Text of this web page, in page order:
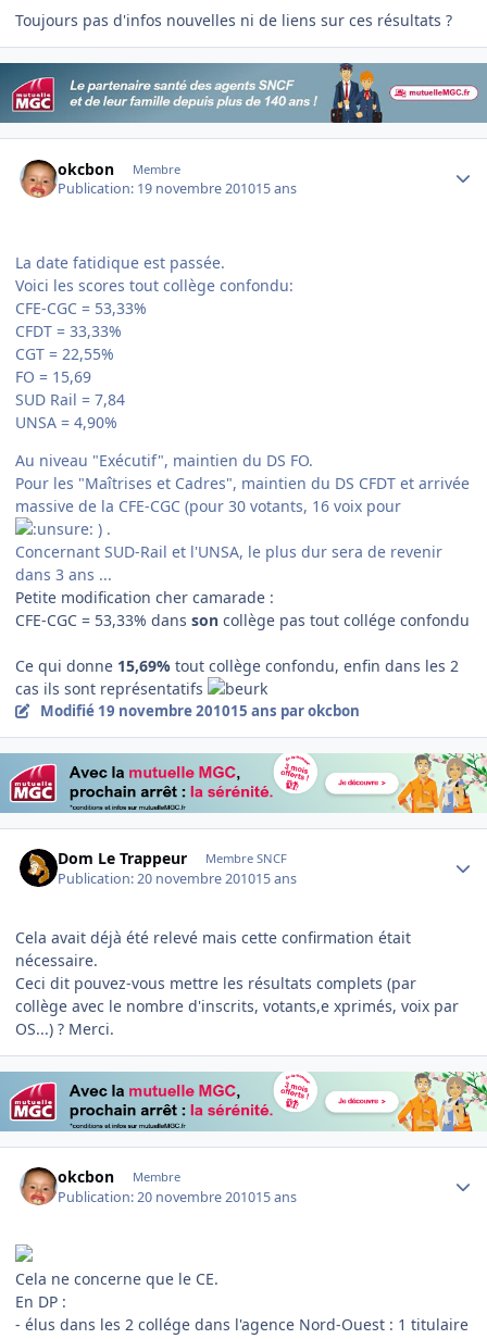
Toujours pas d'infos nouvelles ni de liens sur ces résultats ?
okcbon Membre
Publication: 19 novembre 201015 ans
La date fatidique est passée.
Voici les scores tout collège confondu:
CFE-CGC = 53,33%
CFDT = 33,33%
CGT = 22,55%
FO = 15,69
SUD Rail = 7,84
UNSA = 4,90%
Au niveau "Exécutif", maintien du DS FO.
Pour les "Maîtrises et Cadres", maintien du DS CFDT et arrivée
massive de la CFE-CGC (pour 30 votants, 16 voix pour
) .
Concernant SUD-Rail et l'UNSA, le plus dur sera de revenir
dans 3 ans ...
Petite modification cher camarade :
CFE-CGC = 53,33% dans son collège pas tout collége confondu
Ce qui donne 15,69% tout collège confondu, enfin dans les 2
cas ils sont représentatifs
Modifié 19 novembre 201015 ans par okcbon
Dom Le Trappeur Membre SNCF
Publication:20 novembre 201015 ans
Cela avait déjà été relevé mais cette confirmation était
nécessaire.
Ceci dit pouvez-vous mettre les résultats complets (par
collège avec le nombre d'inscrits, votants,e xprimés, voix par
OS...) ? Merci.
okcbon Membre
Publication:20 novembre 201015 ans
Cela ne concerne que le CE.
En DP :
- élus dans les 2 collége dans l'agence Nord-Ouest : 1 titulaire